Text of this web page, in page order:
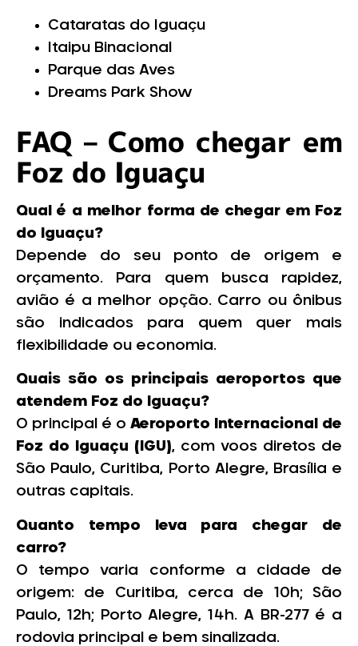
Cataratas do Iguaçu
Itaipu Binacional
Parque das Aves
Dreams Park Show
FAQ – Como chegar em
Foz do Iguaçu
Qual é a melhor forma de chegar em Foz
do Iguaçu?
Depende do seu ponto de origem e
orçamento. Para quem busca rapidez,
avião é a melhor opção. Carro ou ônibus
são indicados para quem quer mais
flexibilidade ou economia.
Quais são os principais aeroportos que
atendem Foz do Iguaçu?
O principal é o Aeroporto Internacional de
Foz do Iguaçu (IGU), com voos diretos de
São Paulo, Curitiba, Porto Alegre, Brasília e
outras capitais.
Quanto tempo leva para chegar de
carro?
O tempo varia conforme a cidade de
origem: de Curitiba, cerca de 10h; São
Paulo, 12h; Porto Alegre, 14h. A BR-277 é a
rodovia principal e bem sinalizada.